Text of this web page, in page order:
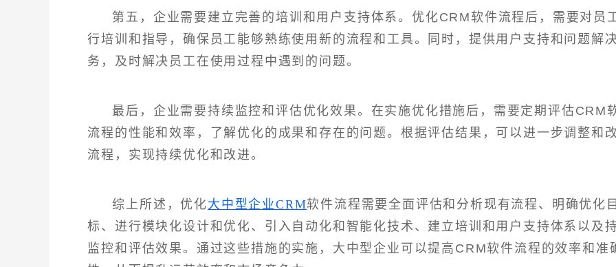
第五，企业需要建立完善的培训和用户支持体系。优化CRM软件流程后，需要对员
行培训和指导，确保员工能够熟练使用新的流程和工具。同时，提供用户支持和问题解
务，及时解决员工在使用过程中遇到的问题。
最后，企业需要持续监控和评估优化效果。在实施优化措施后，需要定期评估CRM
流程的性能和效率，了解优化的成果和存在的问题。根据评估结果，可以进一步调整和
流程，实现持续优化和改进。
综上所述，优化大中型企业CRM软件流程需要全面评估和分析现有流程、明确优化目
标、进行模块化设计和优化、引入自动化和智能化技术、建立培训和用户支持体系以及
监控和评估效果。通过这些措施的实施，大中型企业可以提高CRM软件流程的效率和准